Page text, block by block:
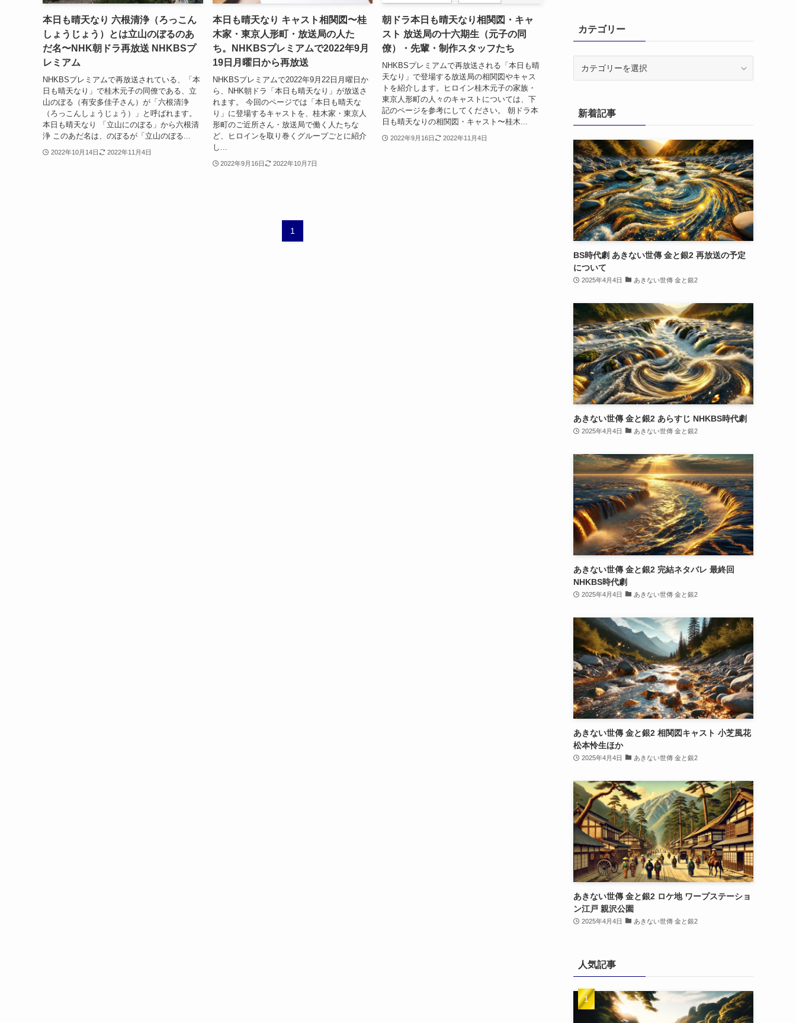
本日も晴天なり 六根清浄（ろっこん
しょうじょう）とは立山のぼるのあ
だ名〜NHK朝ドラ再放送 NHKBSプ
レミアム
NHKBSプレミアムで再放送されている、「本
日も晴天なり」で桂木元子の同僚である、立
山のぼる（有安多佳子さん）が「六根清浄
（ろっこんしょうじょう）」と呼ばれます。
本日も晴天なり 「立山にのぼる」から六根清
浄 このあだ名は、のぼるが「立山のぼる...
2022年10月14日 2022年11月4日
本日も晴天なり キャスト相関図〜桂
木家・東京人形町・放送局の人た
ち。NHKBSプレミアムで2022年9月
19日月曜日から再放送
NHKBSプレミアムで2022年9月22日月曜日か
ら、NHK朝ドラ「本日も晴天なり」が放送さ
れます。 今回のページでは「本日も晴天な
り」に登場するキャストを、桂木家・東京人
形町のご近所さん・放送局で働く人たちな
ど、ヒロインを取り巻くグループごとに紹介
し...
2022年9月16日 2022年10月7日
朝ドラ本日も晴天なり相関図・キャ
スト 放送局の十六期生（元子の同
僚）・先輩・制作スタッフたち
NHKBSプレミアムで再放送される「本日も晴
天なり」で登場する放送局の相関図やキャス
トを紹介します。ヒロイン桂木元子の家族・
東京人形町の人々のキャストについては、下
記のページを参考にしてください。 朝ドラ本
日も晴天なりの相関図・キャスト〜桂木...
2022年9月16日 2022年11月4日
1
カテゴリー
ー新着記事
BS時代劇 あきない世傳 金と銀2 再放送の予定
について
2025年4月4日 あきない世傳 金と銀2
あきない世傳 金と銀2 あらすじ NHKBS時代劇
2025年4月4日 あきない世傳 金と銀2
あきない世傳 金と銀2 完結ネタバレ 最終回
NHKBS時代劇
2025年4月4日 あきない世傳 金と銀2
あきない世傳 金と銀2 相関図キャスト 小芝風花
松本怜生ほか
2025年4月4日 あきない世傳 金と銀2
あきない世傳 金と銀2 ロケ地 ワープステーショ
ン江戸 親沢公園
2025年4月4日 あきない世傳 金と銀2
人気記事